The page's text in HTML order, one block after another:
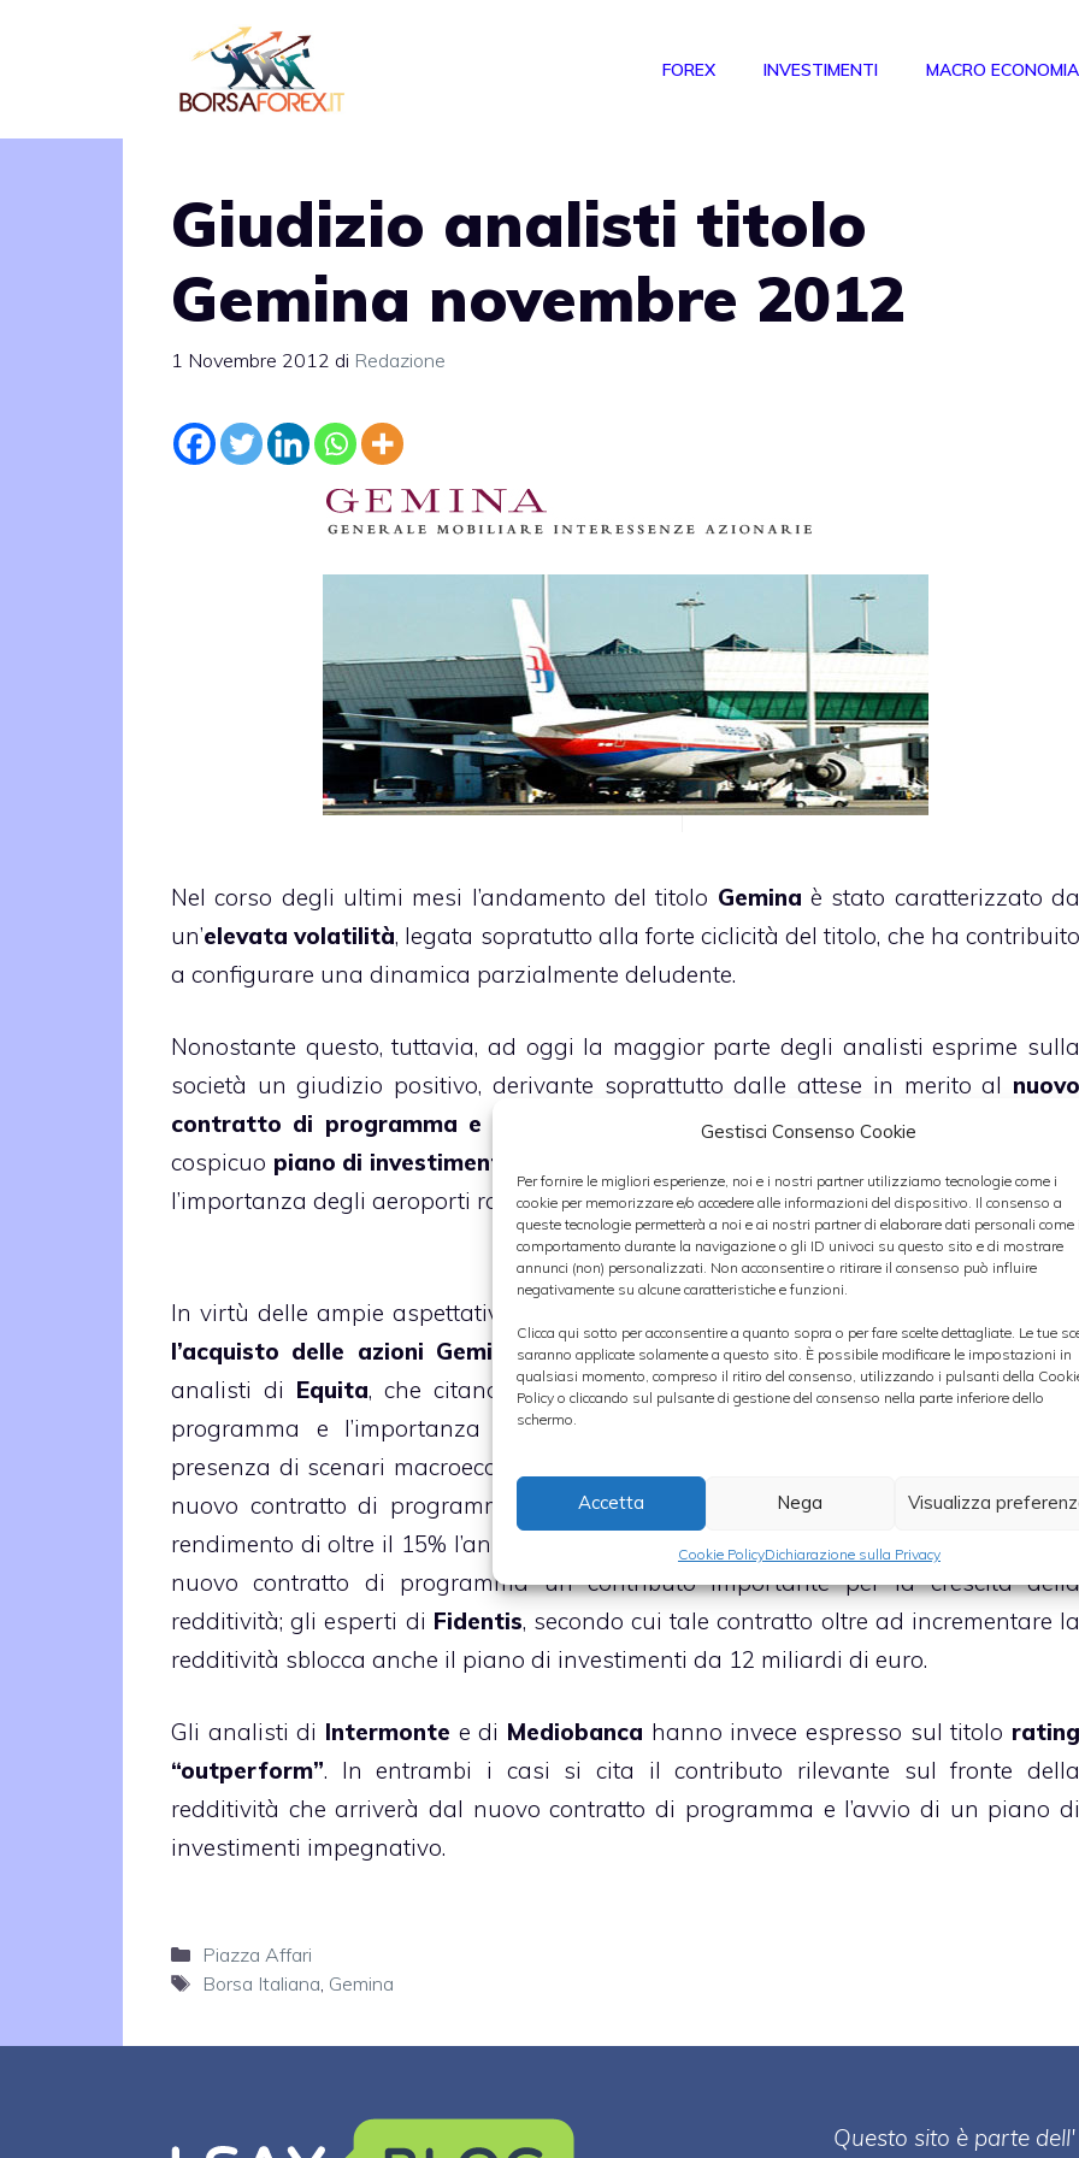
Gestisci Consenso Cookie
Per fornire le migliori esperienze, noi e i nostri partner utilizziamo tecnologie come i
cookie per memorizzare e/o accedere alle informazioni del dispositivo. Il consenso a
queste tecnologie permetterà a noi e ai nostri partner di elaborare dati personali come
comportamento durante la navigazione o gli ID univoci su questo sito e di mostrare
annunci (non) personalizzati. Non acconsentire o ritirare il consenso può influire
negativamente su alcune caratteristiche e funzioni.
Clicca qui sotto per acconsentire a quanto sopra o per fare scelte dettagliate. Le tue
saranno applicate solamente a questo sito. È possibile modificare le impostazioni in
qualsiasi momento, compreso il ritiro del consenso, utilizzando i pulsanti della
Policy o cliccando sul pulsante di gestione del consenso nella parte inferiore dello
schermo.
Accetta Nega Visualizza
Cookie PolicyDichiarazione sulla Privacy
FOREX INVESTIMENTI MACRO ECONOMIA
Giudizio analisti titolo
Gemina novembre 2012
1 Novembre 2012 di Redazione
Nel corso degli ultimi mesi l’andamento del titolo Gemina è stato caratterizzato da
un’elevata volatilità, legata sopratutto alla forte ciclicità del titolo, che ha contribuito
a configurare una dinamica parzialmente deludente.
Nonostante questo, tuttavia, ad oggi la maggior parte degli analisti esprime sulla
società un giudizio positivo, derivante soprattutto dalle attese in merito al nuovo
contratto di programma e alle tariffe ad esso collegate, a cui si aggiunge il
cospicuo piano di investimenti
l’importanza degli aeroporti romani.
In virtù delle ampie aspettative,
l’acquisto delle azioni Gemina. In particolare, hannorating “buy”sul titolo: gli
analisti di Equita, che citano l’elevata visibilità derivante dal nuovo contratto di
programma e l’importanza di Roma come meta turistica mondiale anche in
presenza di scenari macroeconomici difficili; gli esperti di
nuovo contratto di programma assicurerà a chi sceglie di investire sul titolo un
rendimento di oltre il 15% l’anno fino al 2044; gli analisti di
Kepler , che definiscono il
nuovo contratto di programma un contributo importante per la crescita della
redditività; gli esperti di Fidentis, secondo cui tale contratto oltre ad incrementare la
redditività sblocca anche il piano di investimenti da 12 miliardi di euro.
Gli analisti di Intermonte e di Mediobanca hanno invece espresso sul titolo rating
“outperform”. In entrambi i casi si cita il contributo rilevante sul fronte della
redditività che arriverà dal nuovo contratto di programma e l’avvio di un piano di
investimenti impegnativo.
Categorie
Piazza Affari
Tag
Borsa Italiana, Gemina
Questo sito è parte